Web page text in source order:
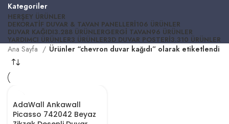
Kategoriler
HERŞEY ÜRÜNLER
DEKORATIF DUVAR & TAVAN PANELLERI106 ÜRÜNLER
DUVAR KAĞIDI3.288 ÜRÜNLERGERGI TAVAN96 ÜRÜNLER
YARDIMCI ÜRÜNLER3 ÜRÜNLER3D DUVAR POSTERI3.310 ÜRÜNLER
Ana Sayfa Ürünler “chevron duvar kağıdı” olarak etiketlendi
AdaWall Ankawall
Picasso 742042 Beyaz